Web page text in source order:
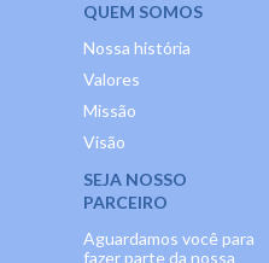
QUEM SOMOS
Nossa história
Valores
Missão
Visão
SEJA NOSSO
PARCEIRO
Aguardamos você para
fazer parte da nossa